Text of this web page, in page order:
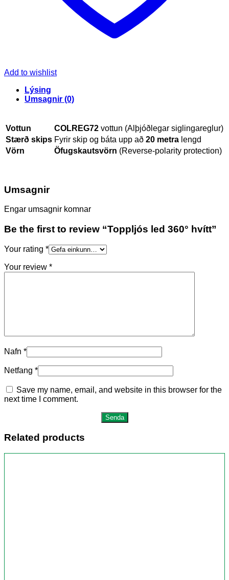
Add to wishlist
Lýsing
Umsagnir (0)
Vottun COLREG72 vottun (Alþjóðlegar siglingareglur)
Stærð skips Fyrir skip og báta upp að 20 metra lengd
Vörn
Öfugskautsvörn (Reverse-polarity protection)
Umsagnir
Engar umsagnir komnar
Be the first to review “Toppljós led 360° hvítt”
Your rating *
Your review *
Nafn *
Netfang *
Save my name, email, and website in this browser for the
next time I comment.
Related products